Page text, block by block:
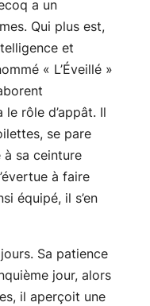
a un
Qui plus est,
et
« L’Éveillé »
le rôle d’appât. Il
se pare
sa ceinture
à faire
équipé, il s’en
Sa patience
jour, alors
il aperçoit une